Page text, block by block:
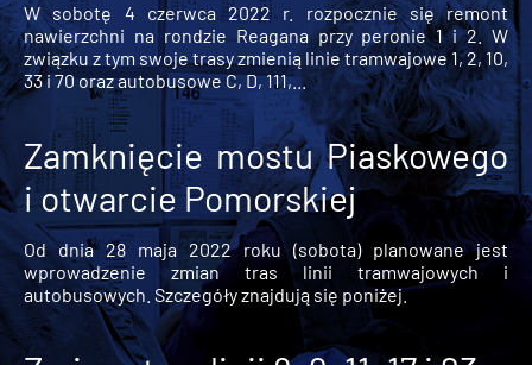
W sobotę 4 czerwca 2022 r. rozpocznie się remont
nawierzchni na rondzie Reagana przy peronie 1 i 2. W
związku z tym swoje trasy zmienią linie tramwajowe 1, 2, 10,
33 i 70 oraz autobusowe C, D, 111,...
Zamknięcie mostu Piaskowego
i otwarcie Pomorskiej
Od dnia 28 maja 2022 roku (sobota) planowane jest
wprowadzenie zmian tras linii tramwajowych i
autobusowych. Szczegóły znajdują się poniżej.